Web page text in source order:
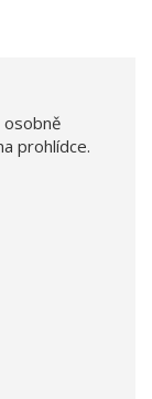
prohlídce.